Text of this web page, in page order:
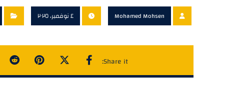
Mohamed Mohsen ٤ نوفمبر، ٢٠٢٥